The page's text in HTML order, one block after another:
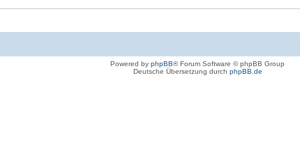
Powered by phpBB® Forum Software © phpBB Group
Deutsche Übersetzung durch phpBB.de